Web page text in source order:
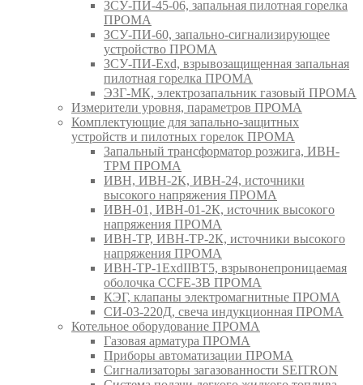
ЗСУ-ПИ-45-06, запальная пилотная горелка
ПРОМА
ЗСУ-ПИ-60, запально-сигнализирующее
устройство ПРОМА
ЗСУ-ПИ-Exd, взрывозащищенная запальная
пилотная горелка ПРОМА
ЭЗГ-МК, электрозапальник газовый ПРОМА
Измерители уровня, параметров ПРОМА
Комплектующие для запально-защитных
устройств и пилотных горелок ПРОМА
Запальный трансформатор розжига, ИВН-
ТРМ ПРОМА
ИВН, ИВН-2К, ИВН-24, источники
высокого напряжения ПРОМА
ИВН-01, ИВН-01-2К, источник высокого
напряжения ПРОМА
ИВН-ТР, ИВН-ТР-2К, источники высокого
напряжения ПРОМА
ИВН-ТР-1ExdIIBT5, взрывонепроницаемая
оболочка CCFE-3B ПРОМА
КЭГ, клапаны электромагнитные ПРОМА
СИ-03-220Д, свеча индукционная ПРОМА
Котельное оборудование ПРОМА
Газовая арматура ПРОМА
Приборы автоматизации ПРОМА
Сигнализаторы загазованности SEITRON